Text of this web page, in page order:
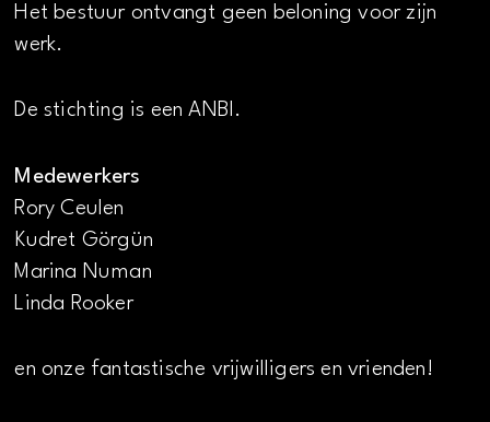
Het bestuur ontvangt geen beloning voor zijn
werk.
De stichting is een ANBI.
Medewerkers
Rory Ceulen
Kudret Görgün
Marina Numan
Linda Rooker
en onze fantastische vrijwilligers en vrienden!